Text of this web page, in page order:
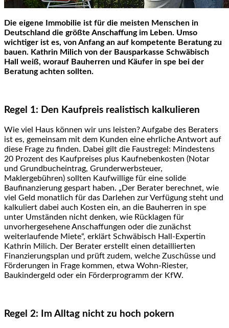
Die eigene Immobilie ist für die meisten Menschen in
Deutschland die größte Anschaffung im Leben. Umso
wichtiger ist es, von Anfang an auf kompetente Beratung zu
bauen. Kathrin Milich von der Bausparkasse Schwäbisch
Hall weiß, worauf Bauherren und Käufer in spe bei der
Beratung achten sollten.
Regel 1: Den Kaufpreis realistisch kalkulieren
Wie viel Haus können wir uns leisten? Aufgabe des Beraters
ist es, gemeinsam mit dem Kunden eine ehrliche Antwort auf
diese Frage zu finden. Dabei gilt die Faustregel: Mindestens
20 Prozent des Kaufpreises plus Kaufnebenkosten (Notar
und Grundbucheintrag, Grunderwerbsteuer,
Maklergebühren) sollten Kaufwillige für eine solide
Baufinanzierung gespart haben. „Der Berater berechnet, wie
viel Geld monatlich für das Darlehen zur Verfügung steht und
kalkuliert dabei auch Kosten ein, an die Bauherren in spe
unter Umständen nicht denken, wie Rücklagen für
unvorhergesehene Anschaffungen oder die zunächst
weiterlaufende Miete“, erklärt Schwäbisch Hall-Expertin
Kathrin Milich. Der Berater erstellt einen detaillierten
Finanzierungsplan und prüft zudem, welche Zuschüsse und
Förderungen in Frage kommen, etwa Wohn-Riester,
Baukindergeld oder ein Förderprogramm der KfW.
Regel 2: Im Alltag nicht zu hoch pokern